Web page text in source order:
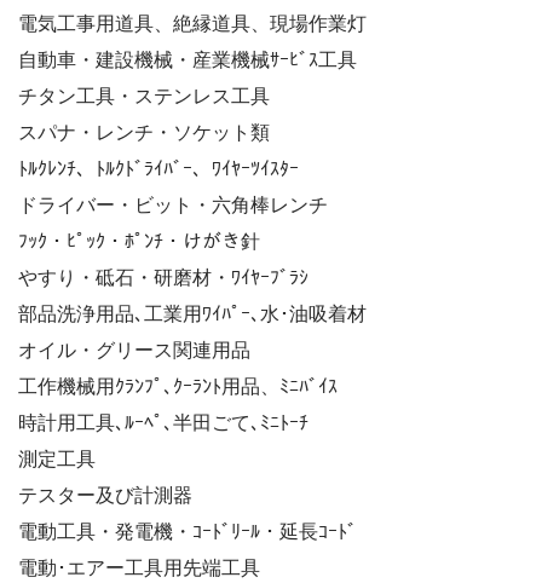
電気工事用道具、絶縁道具、現場作業灯
自動車・建設機械・産業機械ｻｰﾋﾞｽ工具
チタン工具・ステンレス工具
スパナ・レンチ・ソケット類
ﾄﾙｸﾚﾝﾁ、ﾄﾙｸﾄﾞﾗｲﾊﾞｰ、ﾜｲﾔｰﾂｲｽﾀｰ
ドライバー・ビット・六角棒レンチ
ﾌｯｸ・ﾋﾟｯｸ・ﾎﾟﾝﾁ・けがき針
やすり・砥石・研磨材・ﾜｲﾔｰﾌﾞﾗｼ
部品洗浄用品､工業用ﾜｲﾊﾟｰ､水･油吸着材
オイル・グリース関連用品
工作機械用ｸﾗﾝﾌﾟ､ｸｰﾗﾝﾄ用品、ﾐﾆﾊﾞｲｽ
時計用工具､ﾙｰﾍﾟ､半田ごて､ﾐﾆﾄｰﾁ
測定工具
テスター及び計測器
電動工具・発電機・ｺｰﾄﾞﾘｰﾙ・延長ｺｰﾄﾞ
電動･エアー工具用先端工具